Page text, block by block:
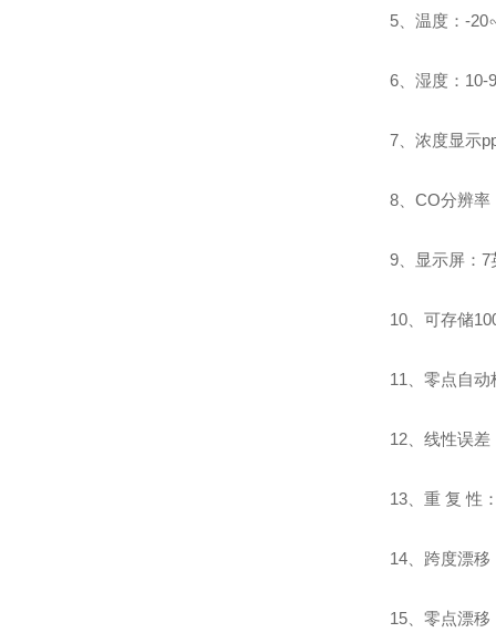
5、温度：-
6、湿度：10-
7、浓度显示
8、CO分辨率
9、显示屏：7
10、可存储
11、零点自动
12、线性误差
13、重 复 性
14、跨度漂移
15、零点漂移